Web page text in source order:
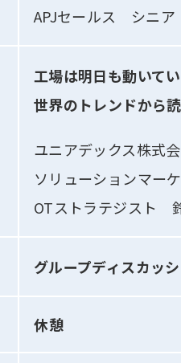
APJセールス シニア
工場は明日も動いて
世界のトレンドから
ユニアデックス株式
ソリューションマー
OTストラテジスト
グループディスカッ
休憩